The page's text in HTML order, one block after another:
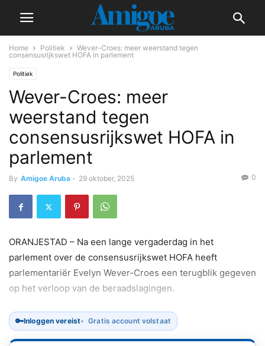
Home Politiek
Wever-Croes: meer weerstand tegen
consensusrijkswet HOFA in parlement
Politiek
Wever-Croes: meer
weerstand tegen
consensusrijkswet HOFA in
parlement
By Amigoe Aruba - 29 oktober, 2025 0
ORANJESTAD – Na een lange vergaderdag in het
parlement over de consensusrijkswet HOFA heeft
parlementariër Evelyn Wever-Croes een terugblik gegeven
op het verloop van de beraadslagingen.
🔑Inloggen vereist Gratis account volstaat